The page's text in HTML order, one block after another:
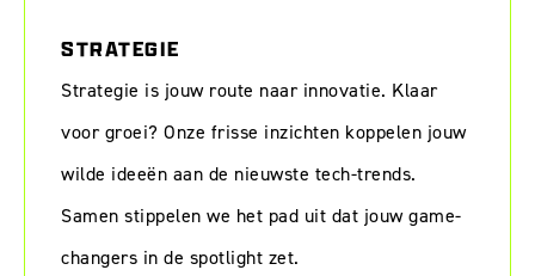
STRATEGIE
Strategie is jouw route naar innovatie. Klaar
voor groei? Onze frisse inzichten koppelen jouw
wilde ideeën aan de nieuwste tech-trends.
Samen stippelen we het pad uit dat jouw game-
changers in de spotlight zet.